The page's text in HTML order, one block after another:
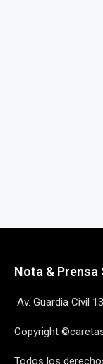
Nota & Prensa
Av. Guardia Civil
Copyright
Todos los